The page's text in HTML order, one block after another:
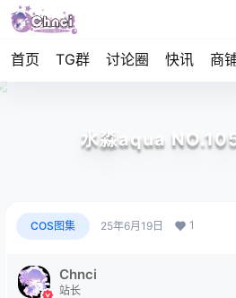
首页 TG群 讨论圈 快讯 商
水淼aqua
COS图集 25年6月19日 1
Chnci
站长